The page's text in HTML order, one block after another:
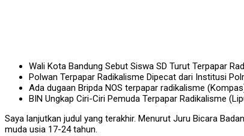
Wali Kota Bandung Sebut Siswa SD Turut Terpapar
Polwan Terpapar Radikalisme Dipecat dari Institusi
Ada dugaan Bripda NOS terpapar radikalisme
BIN Ungkap Ciri-Ciri Pemuda Terpapar Radikalisme
Saya lanjutkan judul yang terakhir. Menurut Juru Bicara
muda usia 17-24 tahun.